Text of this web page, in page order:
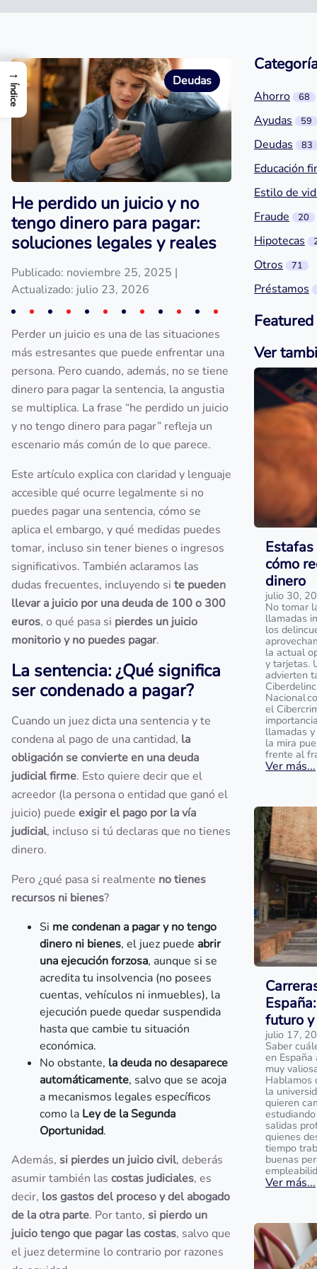
Deudas
He perdido un juicio y no
tengo dinero para pagar:
soluciones legales y reales
Publicado: noviembre 25, 2025 |
Actualizado: julio 23, 2026
Perder un juicio es una de las situaciones
más estresantes que puede enfrentar una
persona. Pero cuando, además, no se tiene
dinero para pagar la sentencia, la angustia
se multiplica. La frase “he perdido un juicio
y no tengo dinero para pagar” refleja un
escenario más común de lo que parece.
Este artículo explica con claridad y lenguaje
accesible qué ocurre legalmente si no
puedes pagar una sentencia, cómo se
aplica el embargo, y qué medidas puedes
tomar, incluso sin tener bienes o ingresos
significativos. También aclaramos las
dudas frecuentes, incluyendo si te pueden
llevar a juicio por una deuda de 100 o 300
euros, o qué pasa si pierdes un juicio
monitorio y no puedes pagar.
La sentencia: ¿Qué significa
ser condenado a pagar?
Cuando un juez dicta una sentencia y te
condena al pago de una cantidad, la
obligación se convierte en una deuda
judicial firme. Esto quiere decir que el
acreedor (la persona o entidad que ganó el
juicio) puede exigir el pago por la vía
judicial, incluso si tú declaras que no tienes
dinero.
Pero ¿qué pasa si realmente no tienes
recursos ni bienes?
Si me condenan a pagar y no tengo
dinero ni bienes, el juez puede abrir
una ejecución forzosa, aunque si se
acredita tu insolvencia (no posees
cuentas, vehículos ni inmuebles), la
ejecución puede quedar suspendida
hasta que cambie tu situación
económica.
No obstante, la deuda no desaparece
automáticamente, salvo que se acoja
a mecanismos legales específicos
como la Ley de la Segunda
Oportunidad.
Además, si pierdes un juicio civil, deberás
asumir también las costas judiciales, es
decir, los gastos del proceso y del abogado
de la otra parte. Por tanto, si pierdo un
juicio tengo que pagar las costas, salvo que
el juez determine lo contrario por razones
Ahorro 68
Ayudas 59
Deudas 83
Educación
Estilo de
Fraude
20
Hipotecas
Otros 71
Préstamos
Ver
cómo
dinero
julio 30,
No tomar
llamadas
los
la actual
y tarjetas.
advierten
Nacional
el
llamadas
la mira
frente al
Ver más...
futuro
julio 17,
Saber
en
muy
Hablamos
la
quieren
salidas
quienes
tiempo
buenas
Ver más...
→
Índice